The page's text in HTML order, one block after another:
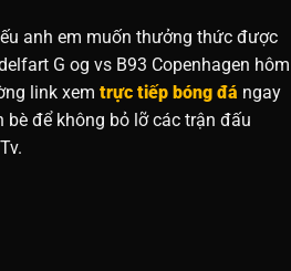
anh em muốn thưởng thức được
G og vs B93 Copenhagen hôm
link xem trực tiếp bóng đá ngay
bè để không bỏ lỡ các trận đấu